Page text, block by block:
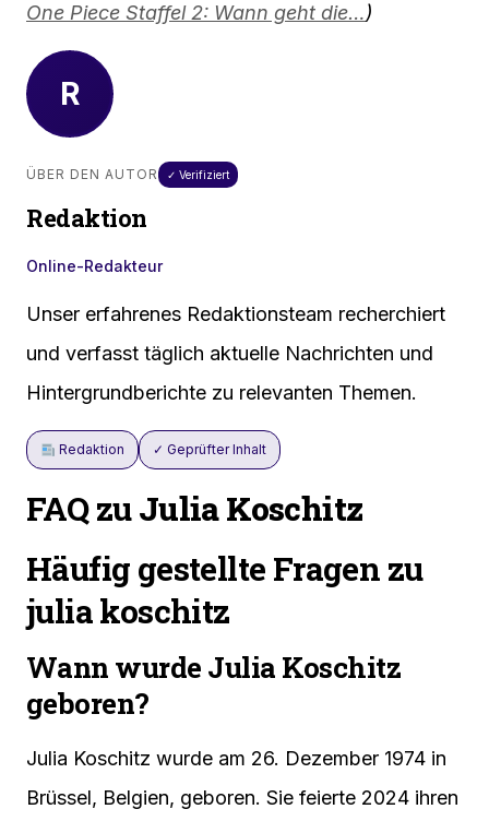
One Piece Staffel 2: Wann geht die…)
R
ÜBER DEN AUTOR ✓ Verifiziert
Redaktion
Online-Redakteur
Unser erfahrenes Redaktionsteam recherchiert
und verfasst täglich aktuelle Nachrichten und
Hintergrundberichte zu relevanten Themen.
Redaktion ✓ Geprüfter Inhalt
FAQ zuJulia Koschitz
Häufig gestellte Fragen zu
julia koschitz
Wann wurde Julia Koschitz
geboren?
Julia Koschitz wurde am 26. Dezember 1974 in
Brüssel, Belgien, geboren. Sie feierte 2024 ihren